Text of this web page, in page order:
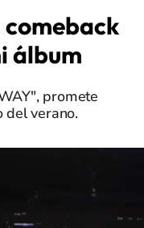
álbum
promete
del verano.